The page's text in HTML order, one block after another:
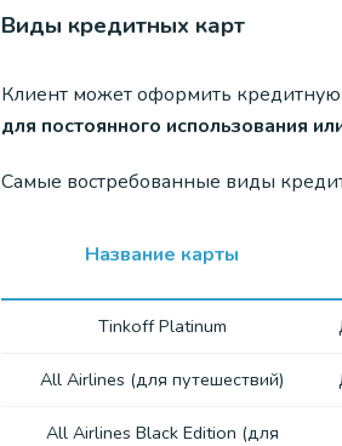
Виды кредитных карт
Клиент может оформить кредитную
для постоянного использования
Самые востребованные виды
Название карты
Tinkoff Platinum
All Airlines (для путешествий)
All Airlines Black Edition (для